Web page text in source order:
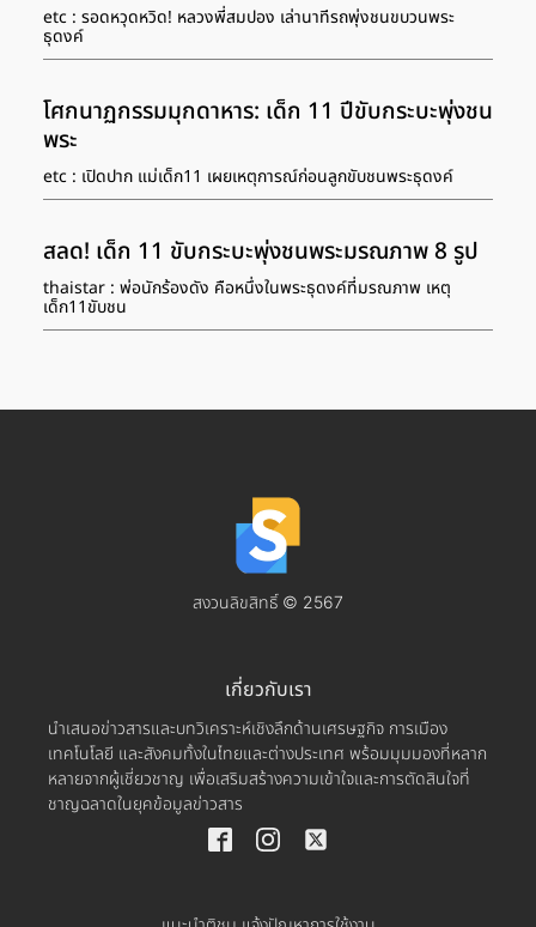
etc : รอดหวุดหวิด! หลวงพี่สมปอง เล่านาทีรถพุ่งชนขบวนพระ
ธุดงค์
โศกนาฏกรรมมุกดาหาร: เด็ก 11 ปีขับกระบะพุ่งชน
พระ
etc : เปิดปาก แม่เด็ก11 เผยเหตุการณ์ก่อนลูกขับชนพระธุดงค์
สลด! เด็ก 11 ขับกระบะพุ่งชนพระมรณภาพ 8 รูป
thaistar : พ่อนักร้องดัง คือหนึ่งในพระธุดงค์ที่มรณภาพ เหตุ
เด็ก11ขับชน
สงวนลิขสิทธิ์ © 2567
เกี่ยวกับเรา
นำเสนอข่าวสารและบทวิเคราะห์เชิงลึกด้านเศรษฐกิจ การเมือง
เทคโนโลยี และสังคมทั้งในไทยและต่างประเทศ พร้อมมุมมองที่หลาก
หลายจากผู้เชี่ยวชาญ เพื่อเสริมสร้างความเข้าใจและการตัดสินใจที่
ชาญฉลาดในยุคข้อมูลข่าวสาร